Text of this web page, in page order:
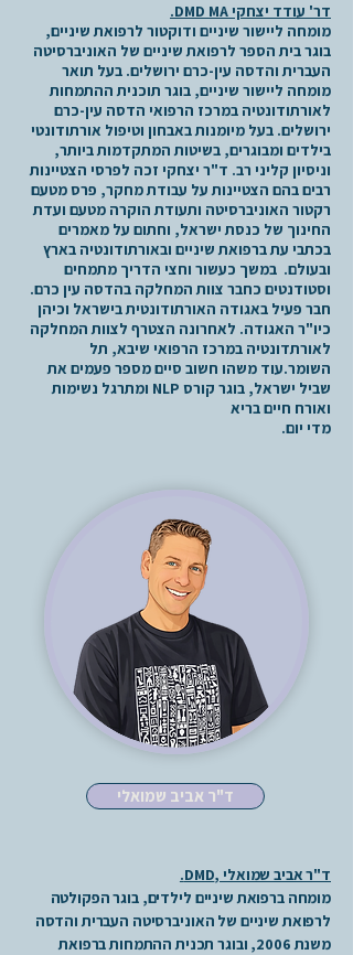
דר' עודד יצחקי DMD MA.
מומחה ליישור שיניים ודוקטור לרפואת שיניים,
בוגר בית הספר לרפואת שיניים של האוניברסיטה
העברית והדסה עין-כרם ירושלים. בעל תואר
מומחה ליישור שיניים, בוגר תוכנית ההתמחות
לאורתודונטיה במרכז הרפואי הדסה עין-כרם
ירושלים. בעל מיומנות באבחון וטיפול אורתודונטי
בילדים ומבוגרים, בשיטות המתקדמות ביותר,
וניסיון קליני רב. ד"ר יצחקי זכה לפרסי הצטיינות
רבים בהם הצטיינות על עבודת מחקר, פרס מטעם
רקטור האוניברסיטה ותעודת הוקרה מטעם ועדת
החינוך של כנסת ישראל, וחתום על מאמרים
בכתבי עת ברפואת שיניים ובאורתודונטיה בארץ
ובעולם. במשך כעשור וחצי הדריך מתמחים
וסטודנטים כחבר צוות המחלקה בהדסה עין כרם.
חבר פעיל באגודה האורתודונטית בישראל וכיהן
כיו"ר האגודה. לאחרונה הצטרף לצוות המחלקה
לאורתדונטיה במרכז הרפואי שיבא, תל
השומר.עוד משהו חשוב סיים מספר פעמים את
שביל ישראל, בוגר קורס NLP ומתרגל נשימות
ואורח חיים בריא
מדי יום.
ד"ר אביב שמואלי
ד"ר אביב שמואלי ,DMD.
מומחה ברפואת שיניים לילדים, בוגר הפקולטה
לרפואת שיניים של האוניברסיטה העברית והדסה
משנת 2006, ובוגר תכנית ההתמחות ברפואת